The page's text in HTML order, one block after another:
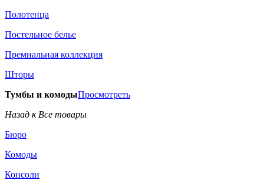
Полотенца
Постельное белье
Премиальная коллекция
Шторы
Тумбы и комодыПросмотреть
Назад к Все товары
Бюро
Комоды
Консоли